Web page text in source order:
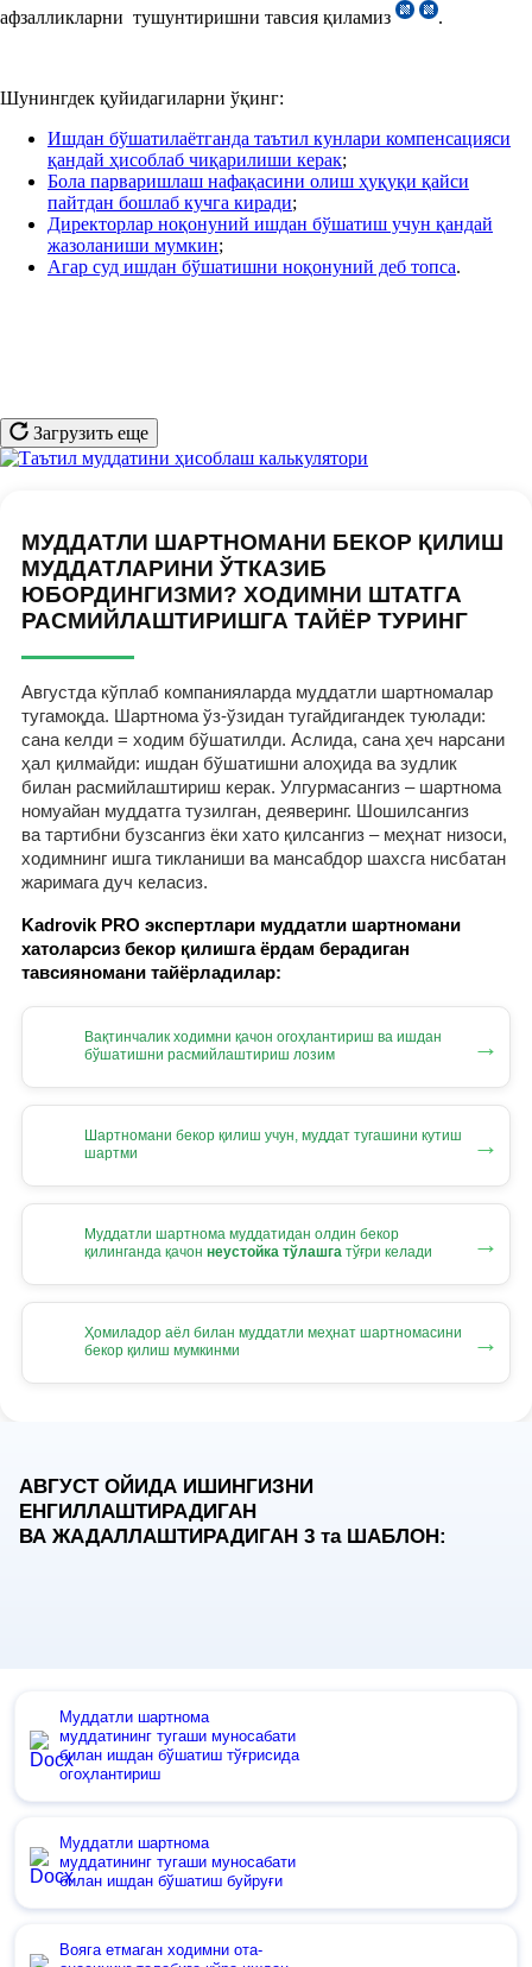
афзалликларни тушунтиришни тавсия қиламиз
.
Шунингдек қуйидагиларни ўқинг:
Ишдан бўшатилаётганда таътил кунлари компенсацияси
қандай ҳисоблаб чиқарилиши керак;
Бола парваришлаш нафақасини олиш ҳуқуқи қайси
пайтдан бошлаб кучга киради;
Директорлар ноқонуний ишдан бўшатиш учун қандай
жазоланиши мумкин;
Агар суд ишдан бўшатишни ноқонуний деб топса.
Загрузить еще
МУДДАТЛИ ШАРТНОМАНИ БЕКОР ҚИЛИШ
МУДДАТЛАРИНИ ЎТКАЗИБ
ЮБОРДИНГИЗМИ? ХОДИМНИ ШТАТГА
РАСМИЙЛАШТИРИШГА ТАЙЁР ТУРИНГ
Августда кўплаб компанияларда муддатли шартномалар
тугамоқда. Шартнома ўз-ўзидан тугайдигандек туюлади:
сана келди = ходим бўшатилди. Аслида, сана ҳеч нарсани
ҳал қилмайди: ишдан бўшатишни алоҳида ва зудлик
билан расмийлаштириш керак. Улгурмасангиз – шартнома
номуайан муддатга тузилган, деяверинг. Шошилсангиз
ва тартибни бузсангиз ёки хато қилсангиз – меҳнат низоси,
ходимнинг ишга тикланиши ва мансабдор шахсга нисбатан
жаримага дуч келасиз.
Kadrovik PRO экспертлари муддатли шартномани
хатоларсиз бекор қилишга ёрдам берадиган
тавсияномани тайёрладилар:
Вақтинчалик ходимни қачон огоҳлантириш ва ишдан
бўшатишни расмийлаштириш лозим
→
Шартномани бекор қилиш учун, муддат тугашини кутиш
шартми
→
Муддатли шартнома муддатидан олдин бекор
қилинганда қачон неустойка тўлашга тўғри келади →
Ҳомиладор аёл билан муддатли меҳнат шартномасини
бекор қилиш мумкинми
→
АВГУСТ ОЙИДА ИШИНГИЗНИ
ЕНГИЛЛАШТИРАДИГАН
ВА ЖАДАЛЛАШТИРАДИГАН 3 таШАБЛОН:
Муддатли шартнома
муддатининг тугаши муносабати
билан ишдан бўшатиш тўғрисида
огоҳлантириш
Муддатли шартнома
муддатининг тугаши муносабати
билан ишдан бўшатиш буйруғи
Вояга етмаган ходимни ота-